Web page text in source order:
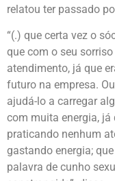
relatou ter passado
“(.) que certa vez o
que com o seu
atendimento, já que
futuro na empresa.
ajudá-lo a carregar
com muita energia, já
praticando nenhum
gastando energia;
palavra de cunho